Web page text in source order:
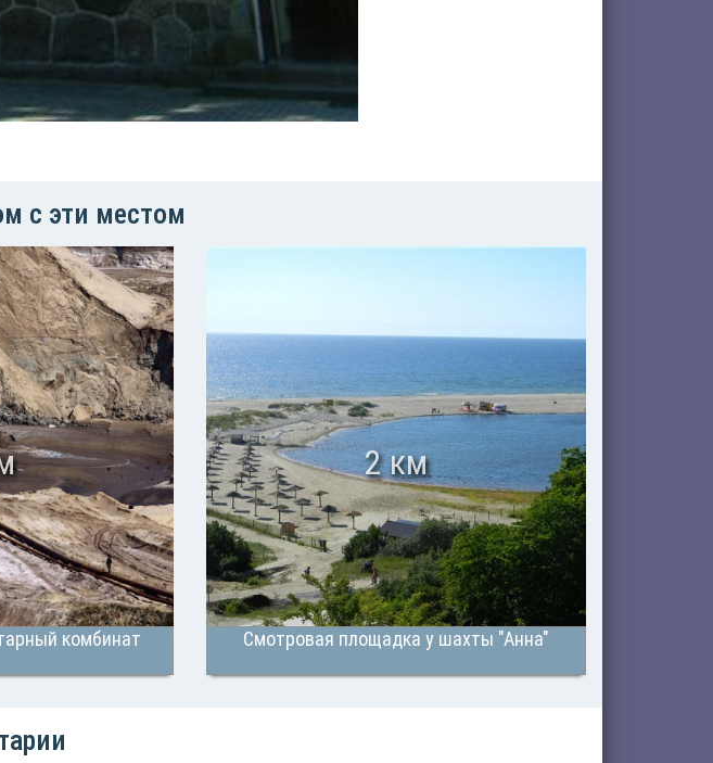
с эти местом
комбинат Смотровая площадка у шахты "Анна"
2 км